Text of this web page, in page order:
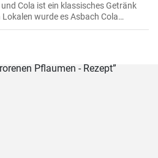
Cola ist ein klassisches Getränk
wurde es Asbach Cola
Weinbrand. Mischen sie es selber